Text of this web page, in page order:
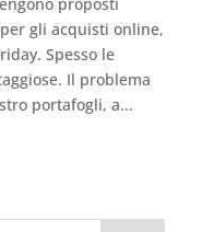
gli acquisti online,
Spesso le
Il problema
portafogli, a...